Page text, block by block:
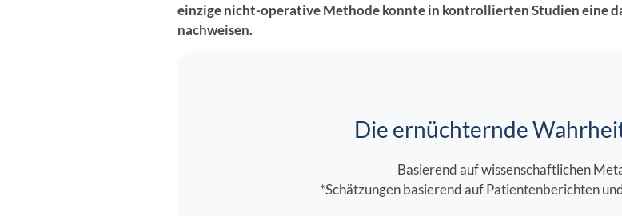
einzige nicht-operative Methode konnte in kontrollierten Studien eine
nachweisen.
Die ernüchternde
Basierend auf wissenschaftlichen
*Schätzungen basierend auf Patientenberichten